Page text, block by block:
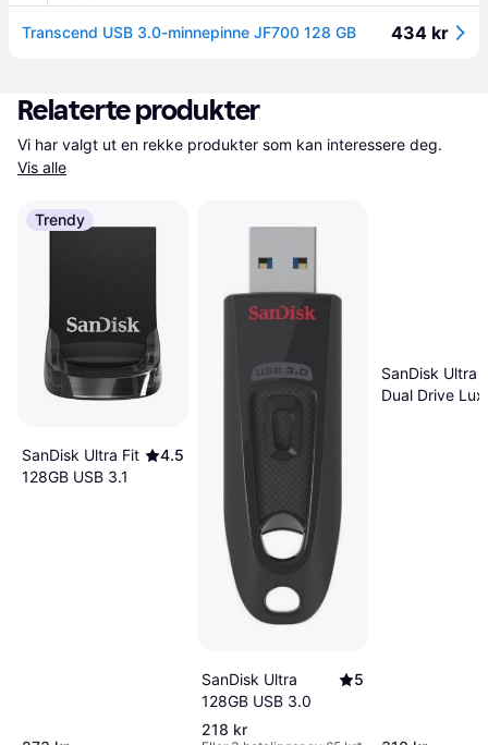
Transcend USB 3.0-minnepinne JF700 128 GB 434 kr
Relaterte produkter
Vis alle
Trendy
SanDisk Ultra Fit
128GB USB 3.1
4.5
SanDisk Ultra
128GB USB 3.0
5
218 kr
SanDisk Ultra
Dual Drive